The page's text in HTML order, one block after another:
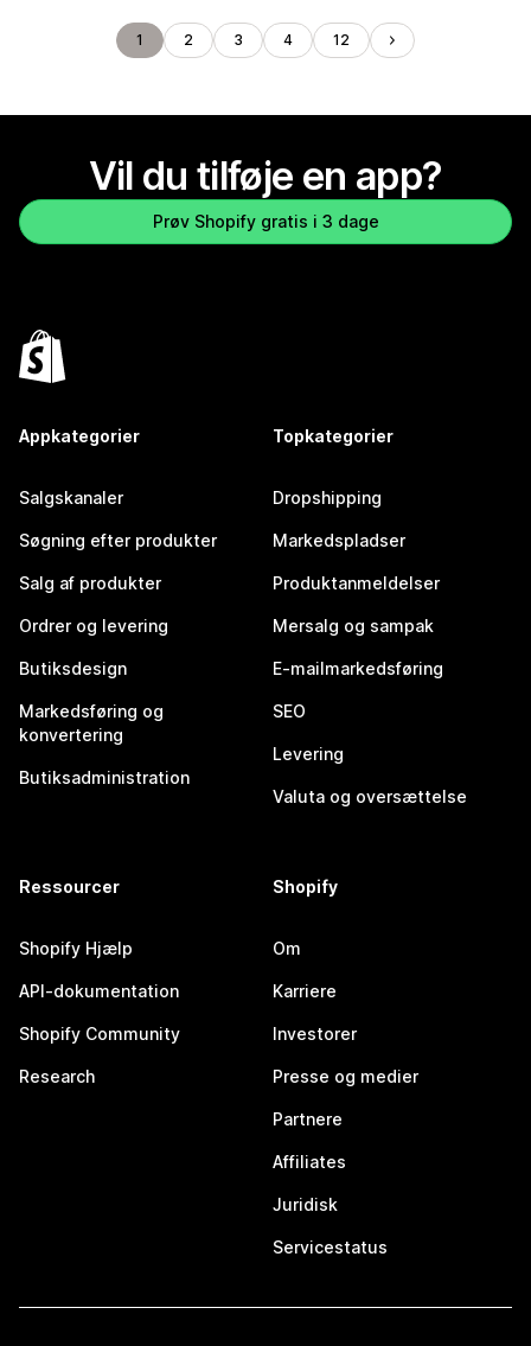
1 2 3 4 12
Vil du tilføje en app?
Prøv Shopify gratis i 3 dage
Appkategorier
Salgskanaler
Søgning efter produkter
Salg af produkter
Ordrer og levering
Butiksdesign
Markedsføring og
konvertering
Butiksadministration
Topkategorier
Dropshipping
Markedspladser
Produktanmeldelser
Mersalg og sampak
E-mailmarkedsføring
SEO
Levering
Valuta og oversættelse
Ressourcer
Shopify Hjælp
API-dokumentation
Shopify Community
Research
Shopify
Om
Karriere
Investorer
Presse og medier
Partnere
Affiliates
Juridisk
Servicestatus